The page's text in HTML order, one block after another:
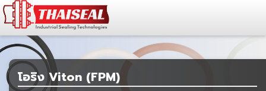
โอริง Viton (FPM)